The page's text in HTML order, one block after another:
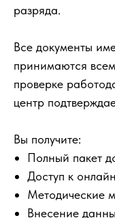
разряда.
Все документы
принимаются
проверке
центр
Вы получите:
Полный пакет
Доступ к
Методические
Внесение